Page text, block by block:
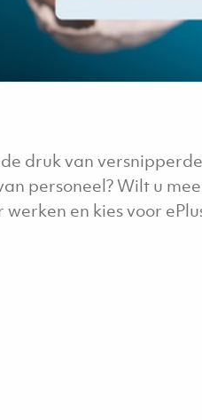
druk van
personeel? Wilt u
en kies voor